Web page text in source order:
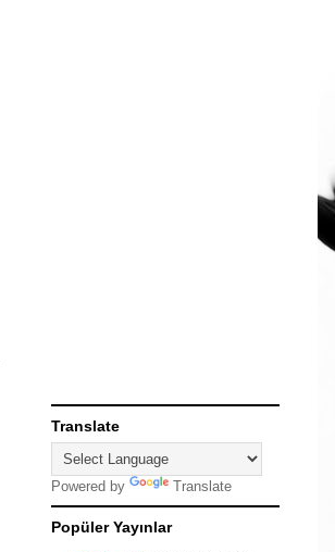
Translate
Powered by Translate
Popüler Yayınlar